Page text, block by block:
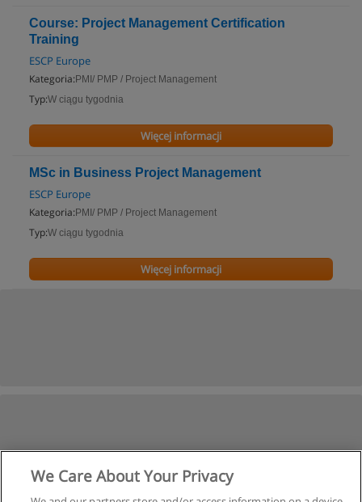
Course: Project Management Certification
Training
ESCP Europe
Kategoria: PMI/ PMP / Project Management
Typ:W ciągu tygodnia
Więcej informacji
MSc in Business Project Management
ESCP Europe
Kategoria: PMI/ PMP / Project Management
Typ:W ciągu tygodnia
Więcej informacji
We Care About Your Privacy